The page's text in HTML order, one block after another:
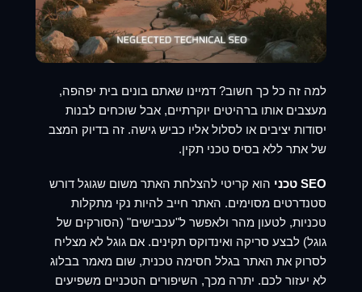
למה זה כל כך חשוב? דמיינו שאתם בונים בית יפהפה,
מעצבים אותו ברהיטים יוקרתיים, אבל שוכחים לבנות
יסודות יציבים או לסלול אליו כביש גישה. זה בדיוק המצב
של אתר ללא בסיס טכני תקין.
SEO טכני
הוא קריטי להצלחת האתר משום שגוגל דורש
סטנדרטים מסוימים. האתר חייב להיות נקי מתקלות
טכניות, לטעון מהר ולאפשר ל"עכבישים" (הסורקים של
גוגל) לבצע סריקה ואינדוקס תקינים. אם גוגל לא מצליח
לסרוק את האתר בגלל חסימה טכנית, שום מאמר בבלוג
לא יעזור לכם. יתרה מכך, השיפורים הטכניים משפיעים